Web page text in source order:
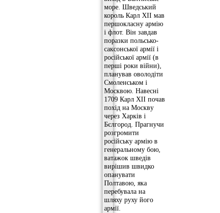
море. Шведський
король Карл XII мав
першокласну армію
і флот. Він завдав
поразки польсько-
саксонської армії і
російської армії (в
перші роки війни),
планував оволодіти
Смоленськом і
Москвою. Навесні
1709 Карл XII почав
похід на Москву
через Харків і
Бєлгород. Прагнучи
розгромити
російську армію в
генеральному бою,
ватажок шведів
вирішив швидко
опанувати
Полтавою, яка
перебувала на
шляху руху його
армії.